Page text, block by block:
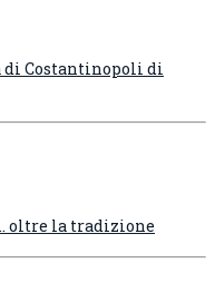
di Costantinopoli di
oltre la tradizione